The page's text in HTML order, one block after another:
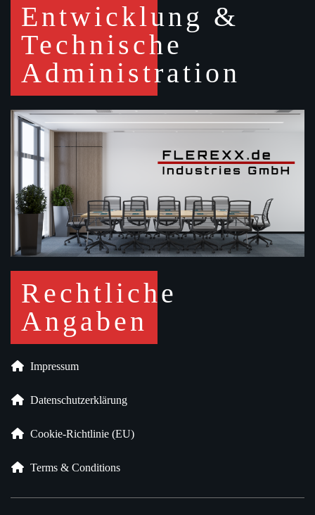
Entwicklung &
Technische
Administration
Rechtliche
Angaben
Impressum
Datenschutz­erklärung
Cookie-Richtlinie (EU)
Terms & Conditions